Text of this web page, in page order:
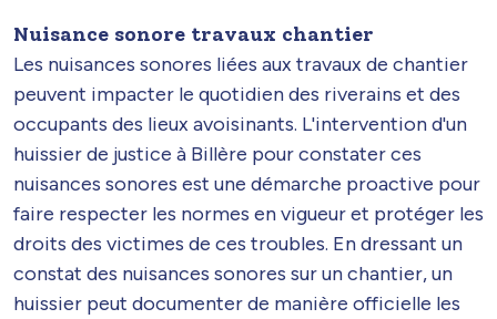
Nuisance sonore travaux chantier
Les nuisances sonores liées aux travaux de chantier
peuvent impacter le quotidien des riverains et des
occupants des lieux avoisinants. L'intervention d'un
huissier de justice à Billère pour constater ces
nuisances sonores est une démarche proactive pour
faire respecter les normes en vigueur et protéger les
droits des victimes de ces troubles. En dressant un
constat des nuisances sonores sur un chantier, un
huissier peut documenter de manière officielle les